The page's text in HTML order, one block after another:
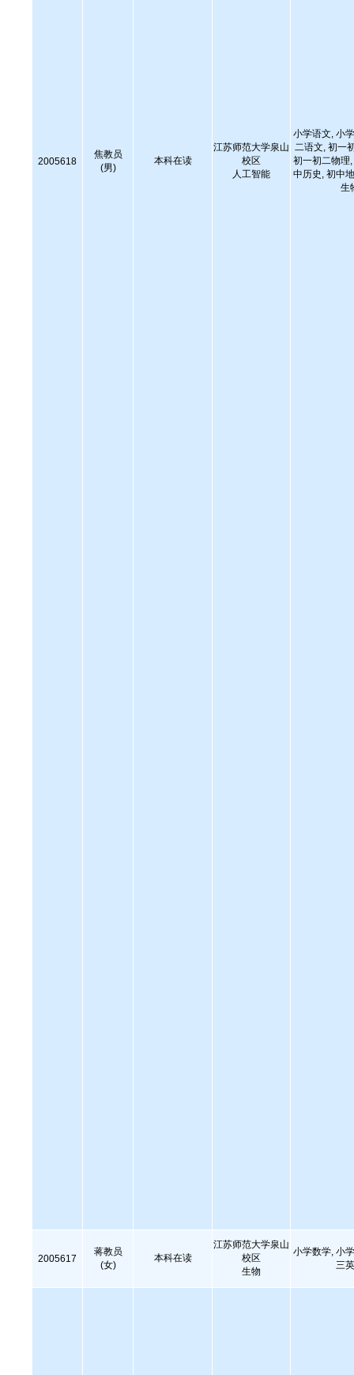
2005618
焦教员
(男)
本科在读
江苏师范大学泉山
校区
人工智能
小学语文, 小
二语文, 初一
初一初二物理
中历史, 初中
生
2005617
蒋教员
(女)
本科在读
江苏师范大学泉山
校区
生物
小学数学, 小
三